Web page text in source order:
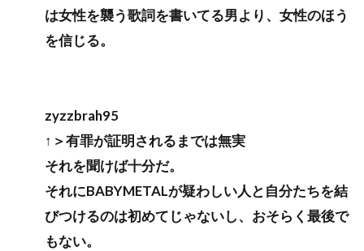
は女性を襲う歌詞を書いてる男より、女性のほう
を信じる。
zyzzbrah95
↑＞有罪が証明されるまでは無実
それを聞けば十分だ。
それにBABYMETALが疑わしい人と自分たちを結
びつけるのは初めてじゃないし、おそらく最後で
もない。